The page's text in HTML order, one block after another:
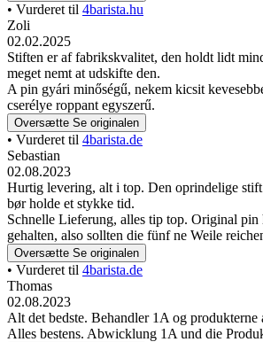
• Vurderet til 4barista.hu
Zoli
02.02.2025
Stiften er af fabrikskvalitet, den holdt lidt
meget nemt at udskifte den.
A pin gyári minőségű, nekem kicsit
cserélye roppant egyszerű.
Oversætte Se originalen
• Vurderet til 4barista.de
Sebastian
02.08.2023
Hurtig levering, alt i top. Den oprindelige
bør holde et stykke tid.
Schnelle Lieferung, alles tip top. Original pin
gehalten, also sollten die fünf ne Weile
Oversætte Se originalen
• Vurderet til 4barista.de
Thomas
02.08.2023
Alt det bedste. Behandler 1A og produkterne
Alles bestens. Abwicklung 1A und die